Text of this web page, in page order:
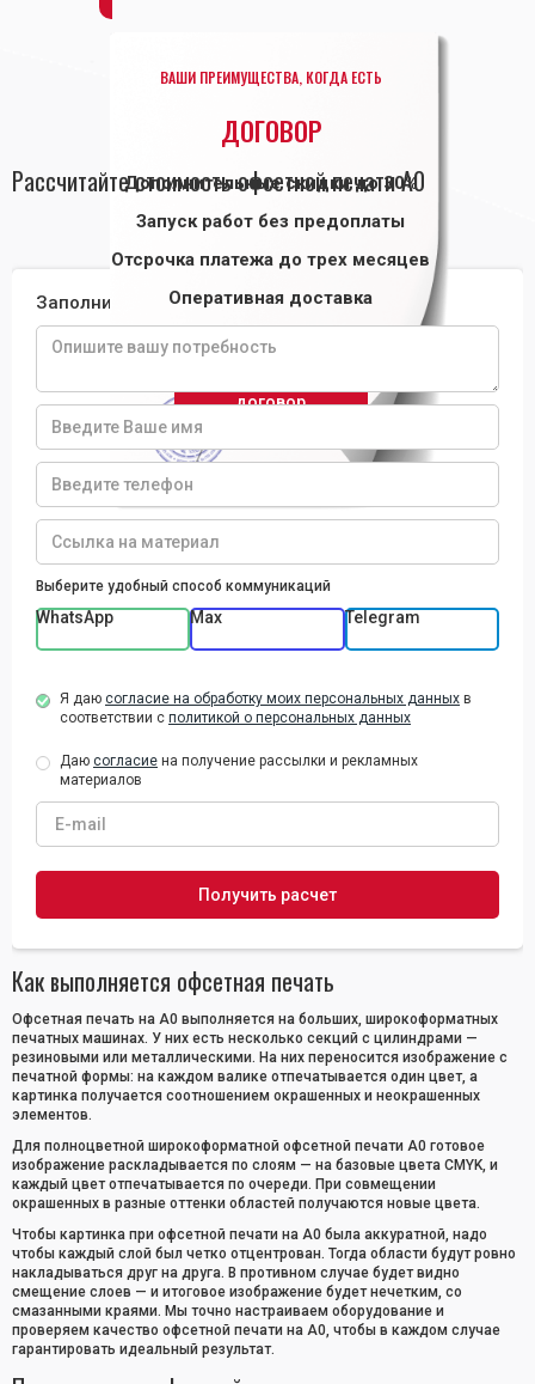
ВАШИ ПРЕИМУЩЕСТВА, КОГДА ЕСТЬ
ДОГОВОР
Дополнительные скидки до 30%
Запуск работ без предоплаты
Отсрочка платежа до трех месяцев
Оперативная доставка
Приоритетное обслуживание
договор
Рассчитайте стоимость офсетной печати А0
Заполните форму и получите расчет
Выберите удобный способ коммуникаций
WhatsApp Max Telegram
Я даю согласие на обработку моих персональных данных в
соответствии с политикой о персональных данных
Даю согласие на получение рассылки и рекламных
материалов
Как выполняется офсетная печать
Офсетная печать на А0 выполняется на больших, широкоформатных
печатных машинах. У них есть несколько секций с цилиндрами —
резиновыми или металлическими. На них переносится изображение с
печатной формы: на каждом валике отпечатывается один цвет, а
картинка получается соотношением окрашенных и неокрашенных
элементов.
Для полноцветной широкоформатной офсетной печати А0 готовое
изображение раскладывается по слоям — на базовые цвета CMYK, и
каждый цвет отпечатывается по очереди. При совмещении
окрашенных в разные оттенки областей получаются новые цвета.
Чтобы картинка при офсетной печати на А0 была аккуратной, надо
чтобы каждый слой был четко отцентрован. Тогда области будут ровно
накладываться друг на друга. В противном случае будет видно
смещение слоев — и итоговое изображение будет нечетким, со
смазанными краями. Мы точно настраиваем оборудование и
проверяем качество офсетной печати на А0, чтобы в каждом случае
гарантировать идеальный результат.